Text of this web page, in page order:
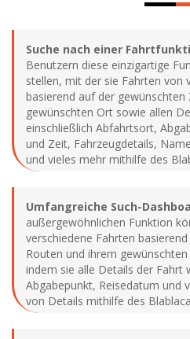
Suche nach einer
Benutzern diese einzigartige
stellen, mit der sie Fahrten von
basierend auf der gewünschten
gewünschten Ort sowie allen
einschließlich Abfahrtsort,
und Zeit, Fahrzeugdetails,
und vieles mehr mithilfe des
Umfangreiche Such-
außergewöhnlichen Funktion
verschiedene Fahrten
Routen und ihrem
indem sie alle Details der Fahrt
Abgabepunkt, Reisedatum und
von Details mithilfe des